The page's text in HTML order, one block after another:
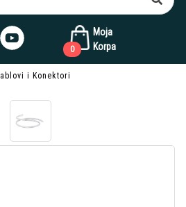
Moja
Korpa
0
i Konektori